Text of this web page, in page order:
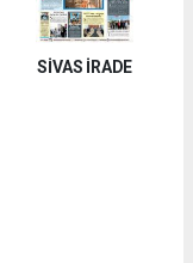
SİVAS İRADE